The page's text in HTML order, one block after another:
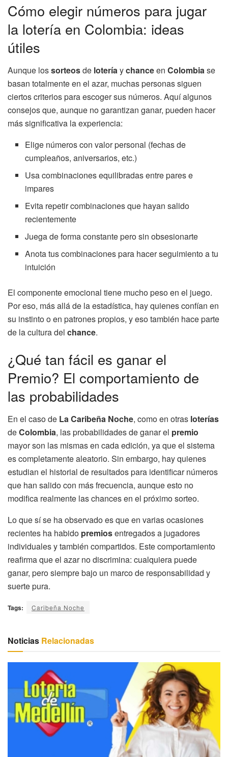
Cómo elegir números para jugar
la lotería en Colombia: ideas
útiles
Aunque lossorteosde loteríaychanceen Colombiase
basan totalmente en el azar, muchas personas siguen
ciertos criterios para escoger sus números. Aquí algunos
consejos que, aunque no garantizan ganar, pueden hacer
más significativa la experiencia:
Elige números con valor personal (fechas de
cumpleaños, aniversarios, etc.)
Usa combinaciones equilibradas entre pares e
impares
Evita repetir combinaciones que hayan salido
recientemente
Juega de forma constante pero sin obsesionarte
Anota tus combinaciones para hacer seguimiento a tu
intuición
El componente emocional tiene mucho peso en el juego.
Por eso, más allá de la estadística, hay quienes confían en
su instinto o en patrones propios, y eso también hace parte
de la cultura del chance.
¿Qué tan fácil es ganar el
Premio? El comportamiento de
las probabilidades
En el caso de La Caribeña Noche, como en otras loterías
deColombia, las probabilidades de ganar el premio
mayor son las mismas en cada edición, ya que el sistema
es completamente aleatorio. Sin embargo, hay quienes
estudian el historial de resultados para identificar números
que han salido con más frecuencia, aunque esto no
modifica realmente las chances en el próximo sorteo.
Lo que sí se ha observado es que en varias ocasiones
recientes ha habido premiosentregados a jugadores
individuales y también compartidos. Este comportamiento
reafirma que el azar no discrimina: cualquiera puede
ganar, pero siempre bajo un marco de responsabilidad y
suerte pura.
Tags: Caribeña Noche
Noticias Relacionadas